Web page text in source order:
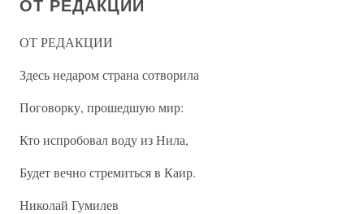
ОТ РЕДАКЦИИ
ОТ РЕДАКЦИИ
Здесь недаром страна сотворила
Поговорку, прошедшую мир:
Кто испробовал воду из Нила,
Будет вечно стремиться в Каир.
Николай Гумилев